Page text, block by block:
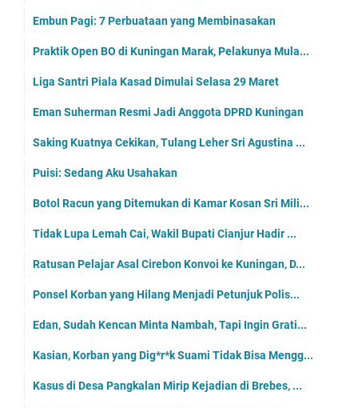
Embun Pagi: 7 Perbuataan yang Membinasakan
Praktik Open BO di Kuningan Marak, Pelakunya Mula...
Liga Santri Piala Kasad Dimulai Selasa 29 Maret
Eman Suherman Resmi Jadi Anggota DPRD Kuningan
Saking Kuatnya Cekikan, Tulang Leher Sri Agustina ...
Puisi: Sedang Aku Usahakan
Botol Racun yang Ditemukan di Kamar Kosan Sri Mili...
Tidak Lupa Lemah Cai, Wakil Bupati Cianjur Hadir ...
Ratusan Pelajar Asal Cirebon Konvoi ke Kuningan, D...
Ponsel Korban yang Hilang Menjadi Petunjuk Polis...
Edan, Sudah Kencan Minta Nambah, Tapi Ingin Grati...
Kasian, Korban yang Dig*r*k Suami Tidak Bisa Mengg...
Kasus di Desa Pangkalan Mirip Kejadian di Brebes, ...